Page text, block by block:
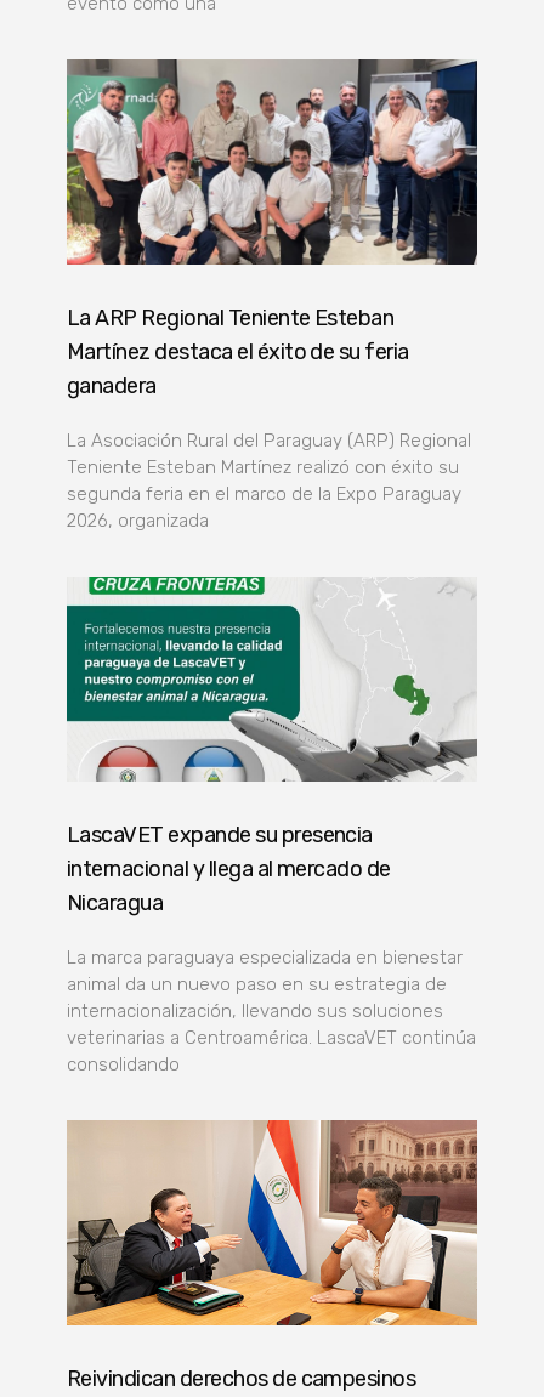
La ARP Regional Teniente Esteban
Martínez destaca el éxito de su feria
ganadera
La Asociación Rural del Paraguay (ARP) Regional
Teniente Esteban Martínez realizó con éxito su
segunda feria en el marco de la Expo Paraguay
2026, organizada
LascaVET expande su presencia
internacional y llega al mercado de
Nicaragua
La marca paraguaya especializada en bienestar
animal da un nuevo paso en su estrategia de
internacionalización, llevando sus soluciones
veterinarias a Centroamérica. LascaVET continúa
consolidando
Reivindican derechos de campesinos